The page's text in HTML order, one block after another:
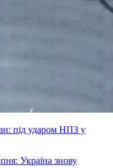
під ударом НПЗ у